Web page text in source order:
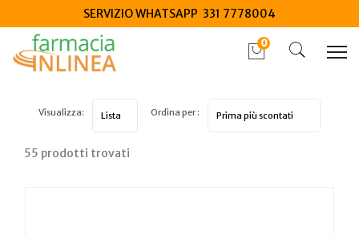
SERVIZIO WHATSAPP 331 7778004
0
55 prodotti trovati
Visualizza: Ordina per :